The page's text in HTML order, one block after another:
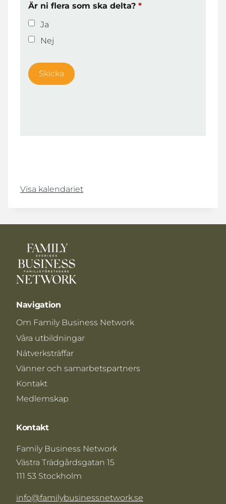
Är ni flera som ska delta? *
Ja
Nej
Visa kalendariet
Navigation
Om Family Business Network
Våra utbildningar
Nätverksträffar
Vänner och samarbetspartners
Kontakt
Medlemskap
Kontakt
Family Business Network
Västra Trädgårdsgatan 15
111 53 Stockholm
info@familybusinessnetwork.se